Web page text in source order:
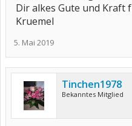
Dir alkes Gute und Kraft
Kruemel
5. Mai 2019
Tinchen1978
Bekanntes Mitglied